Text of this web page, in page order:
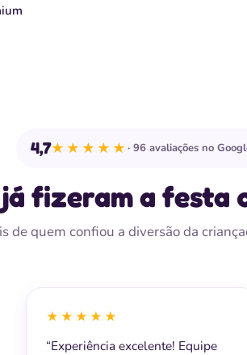
4,7★★★★★ 96 avaliações no
já fizeram a festa
de quem confiou a diversão da
★★★★★
“Experiência excelente! Equipe